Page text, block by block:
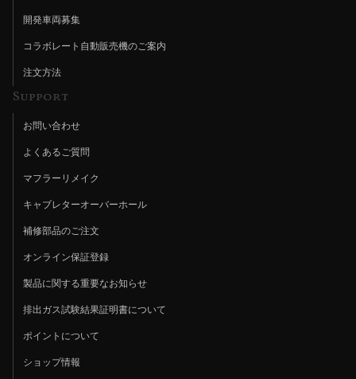
開発車両募集
コラボレート自動販売機のご案内
注文方法
Support
お問い合わせ
よくあるご質問
マフラーリメイク
キャブレターオーバーホール
補修部品のご注文
オンライン保証登録
製品に関する重要なお知らせ
排出ガス試験結果証明書について
ポイントについて
ショップ情報